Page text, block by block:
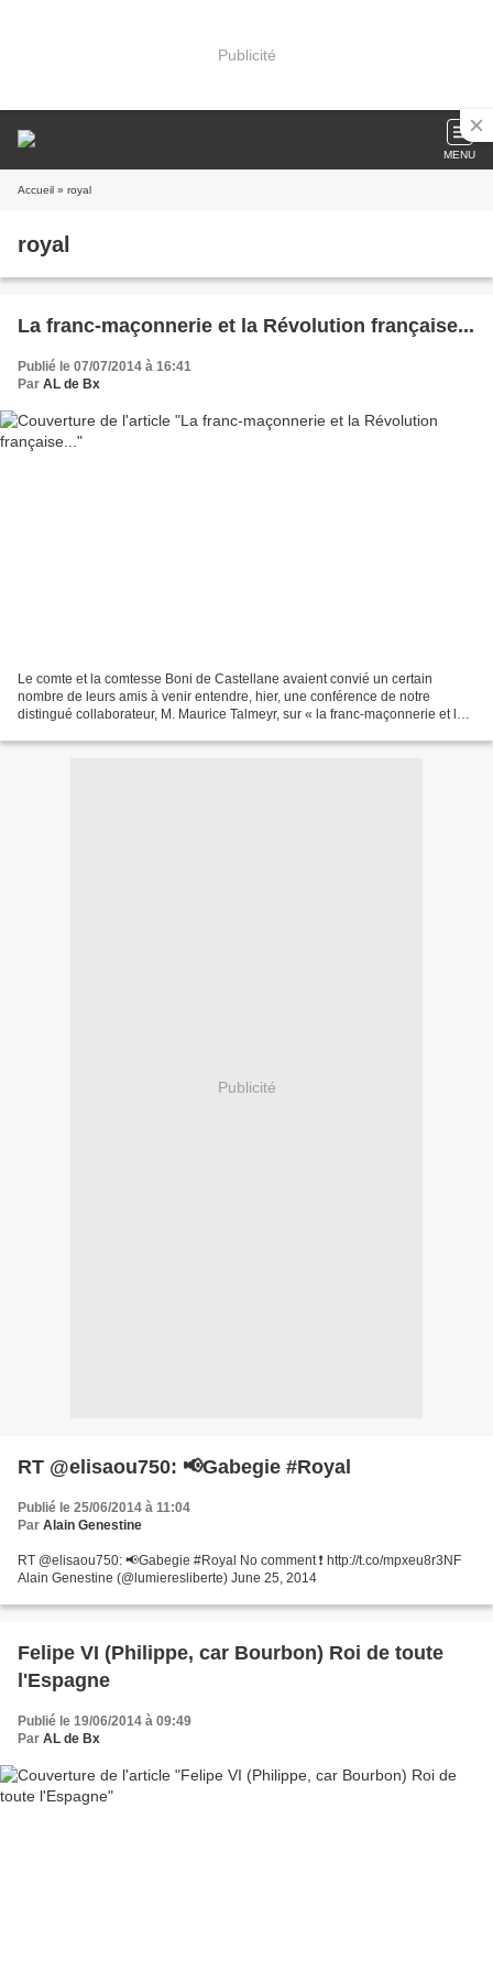
Publicité
MENU
Accueil » royal
royal
La franc-maçonnerie et la Révolution française...
Publié le 07/07/2014 à 16:41
Par AL de Bx
Le comte et la comtesse Boni de Castellane avaient convié un certain
nombre de leurs amis à venir entendre, hier, une conférence de notre
distingué collaborateur, M. Maurice Talmeyr, sur « la franc-maçonnerie et la
Publicité
RT @elisaou750: 📢Gabegie #Royal
Publié le 25/06/2014 à 11:04
Par Alain Genestine
RT @elisaou750: 📢Gabegie #Royal No comment ❗️ http://t.co/mpxeu8r3NF
Alain Genestine (@lumieresliberte) June 25, 2014
Felipe VI (Philippe, car Bourbon) Roi de toute
l'Espagne
Publié le 19/06/2014 à 09:49
Par AL de Bx